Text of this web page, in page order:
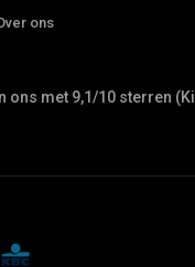
ons
ons met 9,1/10 sterren